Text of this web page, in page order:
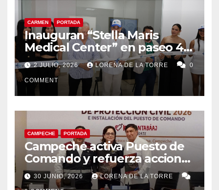
CARMEN PORTADA
Inauguran “Stella Maris
Medical Center” en paseo 4.5
en Ciudad del Carmen
2 JULIO, 2026 LORENA DE LA TORRE 0
COMMENT
CAMPECHE PORTADA
Campeche activa Puesto de
Comando y refuerza acciones
de Protección Civil ante
riesgos hidrometeorológicos
30 JUNIO, 2026 LORENA DE LA TORRE